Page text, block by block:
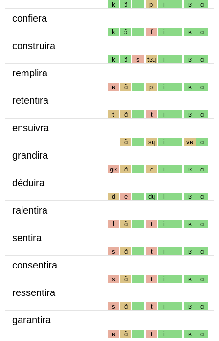
k ɔ̃ pl i ʁ ɑ
confiera
k ɔ̃ f i ʁ ɑ
construira
k ɔ̃ s tʁɥ i ʁ ɑ
remplira
ʁ ɑ̃ pl i ʁ ɑ
retentira
t ɑ̃ t i ʁ ɑ
ensuivra
ɑ̃ sɥ i vʁ ɑ
grandira
gʁ ɑ̃ d i ʁ ɑ
déduira
d e dɥ i ʁ ɑ
ralentira
l ɑ̃ t i ʁ ɑ
sentira
s ɑ̃ t i ʁ ɑ
consentira
s ɑ̃ t i ʁ ɑ
ressentira
s ɑ̃ t i ʁ ɑ
garantira
ʁ ɑ̃ t i ʁ ɑ